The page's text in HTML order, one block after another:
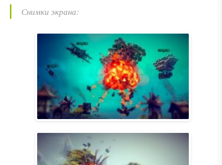
Снимки экрана: